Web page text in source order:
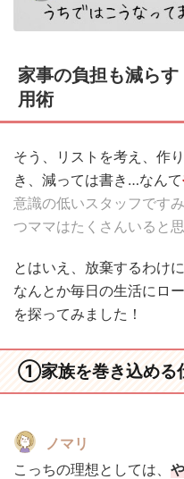
家事の負担も減ら
用術
そう、リストを考え、作
き、減っては書き…なんて
意識の低いスタッフです
つママはたくさんいると
とはいえ、放棄するわけ
なんとか毎日の生活にロ
を探ってみました！
①家族を巻き込める
ノマリ
こっちの理想としては、